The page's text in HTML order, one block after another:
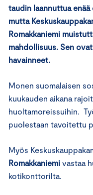
taudin laannuttua enää
mutta
Romakkaniemi
mahdollisuus. Sen
havainneet.
Monen suomalaisen
kuukauden aikana
huoltamoreissuihin.
puolestaan tavoitettu
Myös
Romakkaniemi vastaa
kotikonttorilta.